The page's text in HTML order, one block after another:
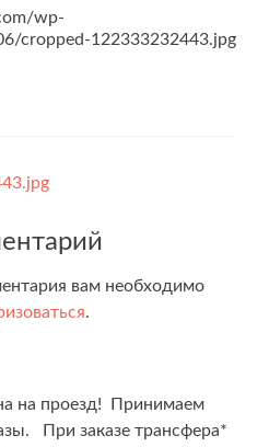
wp-
cropped-122333232443.jpg
вам необходимо
.
на проезд! Принимаем
При заказе трансфера*